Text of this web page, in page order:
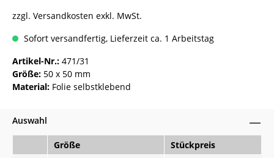
zzgl. Versandkosten exkl. MwSt.
Sofort versandfertig, Lieferzeit ca. 1 Arbeitstag
Artikel-Nr.: 471/31
Größe: 50 x 50 mm
Material: Folie selbstklebend
Auswahl
Größe
Stückpreis